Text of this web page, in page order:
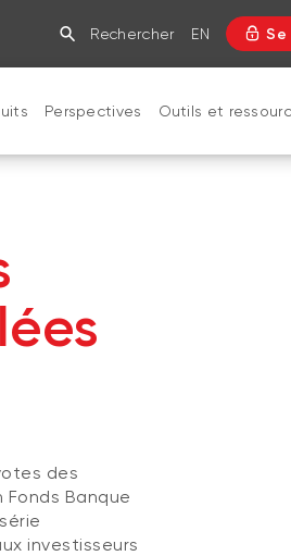
Rechercher EN
Perspectives Outils et
des
Banque
investisseurs